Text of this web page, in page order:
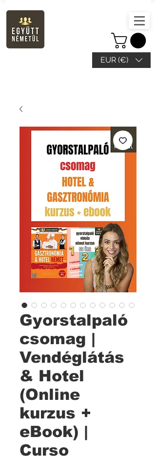
EUR (€)
Gyorstalpaló
csomag |
Vendéglátás
& Hotel
(Online
kurzus +
eBook) |
Curso